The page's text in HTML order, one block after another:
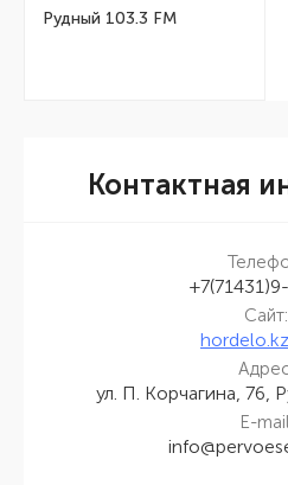
Рудный 103.3 FM
Контактная
Сайт:
ул. П. Корчагина, 76,
E-